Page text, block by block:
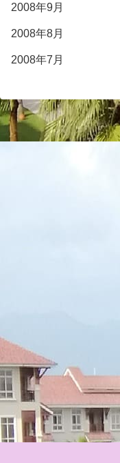
2008年9月
2008年8月
2008年7月